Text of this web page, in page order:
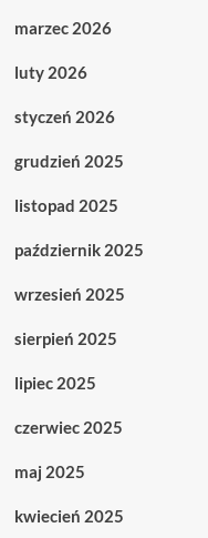
marzec 2026
luty 2026
styczeń 2026
grudzień 2025
listopad 2025
październik 2025
wrzesień 2025
sierpień 2025
lipiec 2025
czerwiec 2025
maj 2025
kwiecień 2025